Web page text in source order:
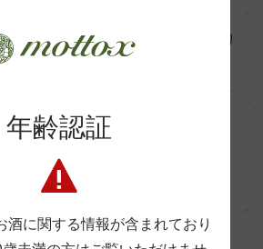
店様を通して商品を提供しており
の紹介をしております
寄せ可能店一覧はこちら
年齢認証
酒に関する情報が含まれており